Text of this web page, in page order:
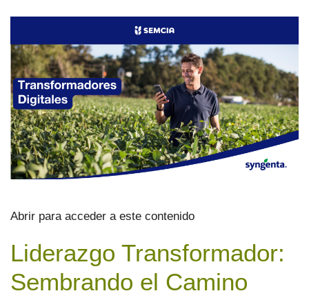
Abrir para acceder a este contenido
Liderazgo Transformador:
Sembrando el Camino